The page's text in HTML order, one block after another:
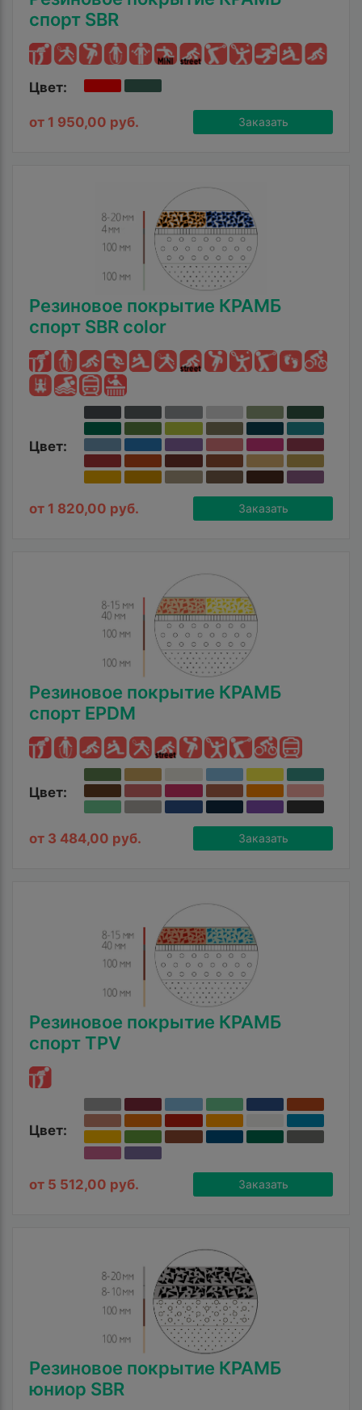
спорт SBR
Цвет:
от 1 950,00 руб. Заказать
Резиновое покрытие КРАМБ
спорт SBR color
Цвет:
от 1 820,00 руб. Заказать
Резиновое покрытие КРАМБ
спорт EPDM
Цвет:
от 3 484,00 руб. Заказать
Резиновое покрытие КРАМБ
спорт TPV
Цвет:
от 5 512,00 руб. Заказать
Резиновое покрытие КРАМБ
юниор SBR